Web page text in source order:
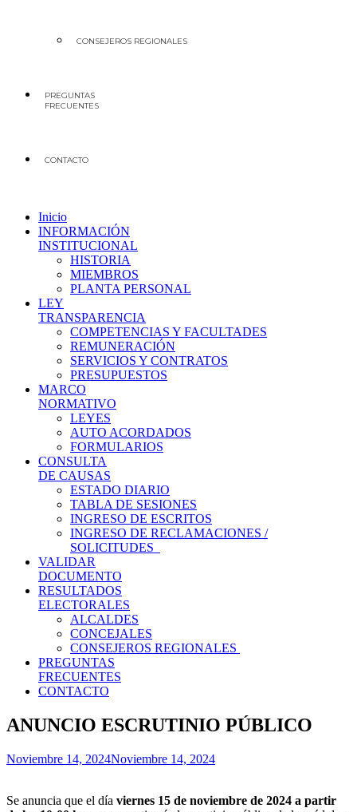
CONSEJEROS REGIONALES
PREGUNTAS
FRECUENTES
CONTACTO
Inicio
INFORMACIÓN
INSTITUCIONAL
HISTORIA
MIEMBROS
PLANTA PERSONAL
LEY
TRANSPARENCIA
COMPETENCIAS Y FACULTADES
REMUNERACIÓN
SERVICIOS Y CONTRATOS
PRESUPUESTOS
MARCO
NORMATIVO
LEYES
AUTO ACORDADOS
FORMULARIOS
CONSULTA
DE CAUSAS
ESTADO DIARIO
TABLA DE SESIONES
INGRESO DE ESCRITOS
INGRESO DE RECLAMACIONES /
SOLICITUDES
VALIDAR
DOCUMENTO
RESULTADOS
ELECTORALES
ALCALDES
CONCEJALES
CONSEJEROS REGIONALES
PREGUNTAS
FRECUENTES
CONTACTO
ANUNCIO ESCRUTINIO PÚBLICO
Noviembre 14, 2024Noviembre 14, 2024
Se anuncia que el día viernes 15 de noviembre de 2024 a partir